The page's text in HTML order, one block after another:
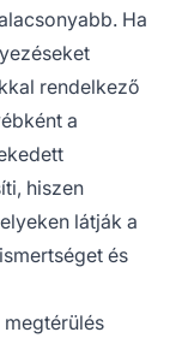
Ha
rendelkező
a
hiszen
látják a
és